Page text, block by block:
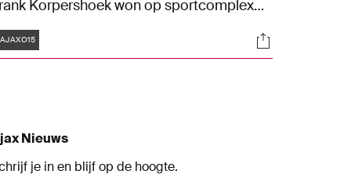
Korpershoek won op sportcomplex
Haag en is daardoor niet meer te
voor de concurrentie.
Socials
Nieuws
je in en blijf op de hoogte.